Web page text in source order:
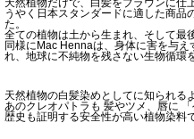
天然植物だけで、白髪をブラウンに仕
うやく日本スタンダードに適した商品
た。
全ての植物は土から生まれ、そして最
同様にMac Hennaは、身体に害を与
れ、地球に不純物を残さない生物循環
天然植物の白髪染めとしてに知られる
あのクレオパトラも 髪やツメ、唇に
歴史も証明する安全性が高い植物染料